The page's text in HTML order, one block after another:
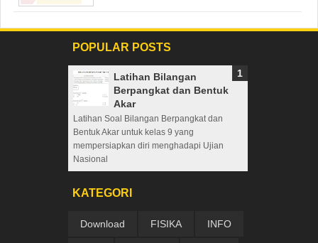
POPULAR POSTS
Latihan Bilangan
Berpangkat dan Bentuk
Akar
Latihan Soal Bilangan Berpangkat dan
Bentuk Akar untuk kelas 9 yang
mempersiapkan diri menghadapi Ujian
Nasional
KATEGORI
Download FISIKA INFO